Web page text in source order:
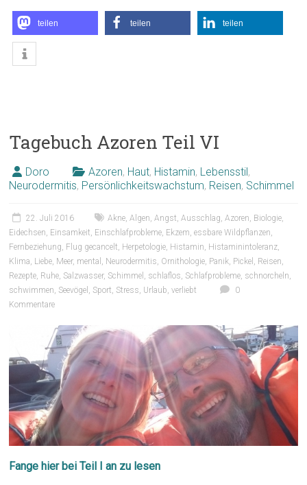
teilen teilen teilen
Tagebuch Azoren Teil VI
Doro Azoren, Haut, Histamin, Lebensstil,
Neurodermitis, Persönlichkeitswachstum, Reisen, Schimmel
22. Juli 2016 Akne,Algen,Angst,Ausschlag,Azoren, Biologie,
Eidechsen, Einsamkeit, Einschlafprobleme, Ekzem,essbare Wildpflanzen,
Fernbeziehung, Flug gecancelt, Herpetologie, Histamin, Histaminintoleranz,
Klima, Liebe, Meer, mental , Neurodermitis, Ornithologie, Panik, Pickel , Reisen,
Rezepte, Ruhe, Salzwasser, Schimmel , schlaflos, Schlafprobleme, schnorcheln,
schwimmen, Seevögel , Sport, Stress, Urlaub,verliebt
0
Kommentare
Fange hier bei Teil I an zu lesen